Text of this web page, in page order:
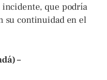
incidente, que podría
su continuidad en el
–